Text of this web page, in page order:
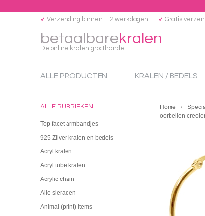
betaalbarekralen
De online kralen groothandel
Verzending binnen 1-2 werkdagen Gratis
ALLE PRODUCTEN KRALEN / BEDELS
ALLE RUBRIEKEN
Top facet armbandjes
925 Zilver kralen en bedels
Acryl kralen
Acryl tube kralen
Acrylic chain
Alle sieraden
Animal (print) items
Home
oorbellen